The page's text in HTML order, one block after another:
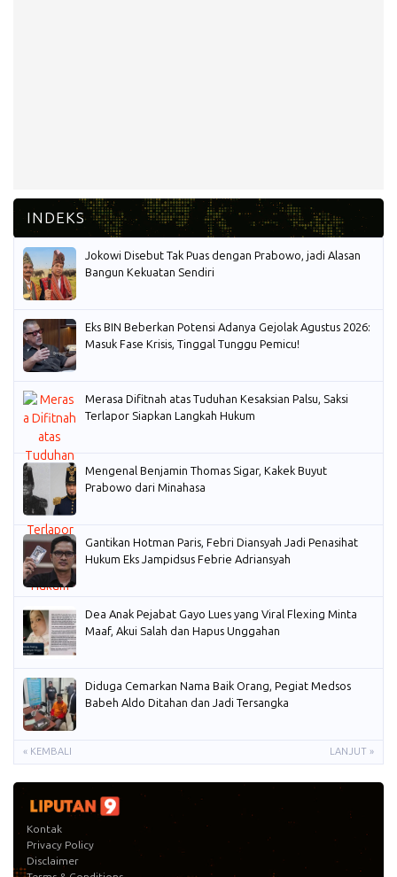
Jokowi Disebut Tak Puas dengan Prabowo, jadi Alasan
Bangun Kekuatan Sendiri
Eks BIN Beberkan Potensi Adanya Gejolak Agustus 2026:
Masuk Fase Krisis, Tinggal Tunggu Pemicu!
Merasa Difitnah atas Tuduhan Kesaksian Palsu, Saksi
Terlapor Siapkan Langkah Hukum
Mengenal Benjamin Thomas Sigar, Kakek Buyut
Prabowo dari Minahasa
Gantikan Hotman Paris, Febri Diansyah Jadi Penasihat
Hukum Eks Jampidsus Febrie Adriansyah
Dea Anak Pejabat Gayo Lues yang Viral Flexing Minta
Maaf, Akui Salah dan Hapus Unggahan
Diduga Cemarkan Nama Baik Orang, Pegiat Medsos
Babeh Aldo Ditahan dan Jadi Tersangka
« KEMBALI LANJUT »
Kontak
Privacy Policy
Disclaimer